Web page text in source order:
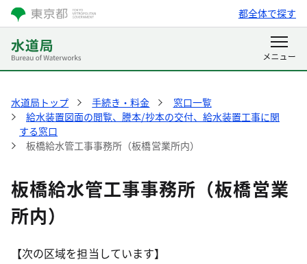
都全体で探す
水道局トップ 手続き・料金
窓口一覧
給水装置図面の閲覧、謄本/抄本の交付、給水装置工事に関
する窓口
板橋給水管工事事務所（板橋営業所内）
板橋給水管工事事務所（板橋営業
所内）
【次の区域を担当しています】